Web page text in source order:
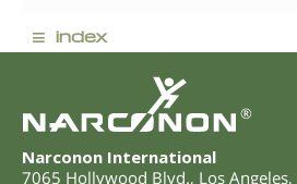
≡ index
®
Narconon International
7065 Hollywood Blvd., Los Angeles,